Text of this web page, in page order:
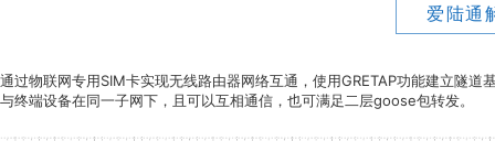
爱陆通
通过物联网专用SIM卡实现无线路由器网络互通，使用GRETAP功能建立隧
与终端设备在同一子网下，且可以互相通信，也可满足二层goose包转发。